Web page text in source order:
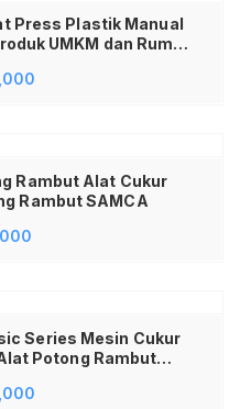
Press Plastik Manual
UMKM dan Rumah
Suhu Akurat Original
Rambut Alat Cukur
Rambut SAMCA
Series Mesin Cukur
Potong Rambut
Barbershop Salon